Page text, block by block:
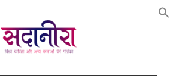
सदानीरा